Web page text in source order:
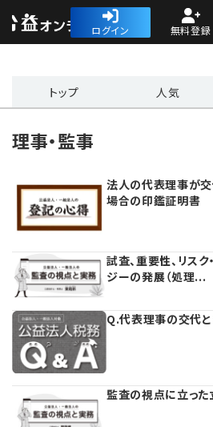
ログイン 無料登録
人気記事
法人運営
法人運営
理事会
評議員会・社員総会
理事・監事
会計・税務
会計・税務
定期提出書類
会計処理
労務
労務
労務管理
法務
法務
経営
トップ 人気
理事・監事
法人の代表理事が交
場合の印鑑証明書
試査、重要性、リス
ジーの発展（処理...
Q.代表理事の交代
監査の視点に立っ